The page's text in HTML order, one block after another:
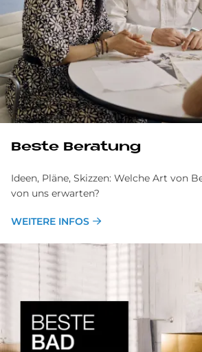
Be­ste Beratung
Ideen, Pläne, Skizzen: Welche Art von
von uns erwarten?
WEITERE INFOS